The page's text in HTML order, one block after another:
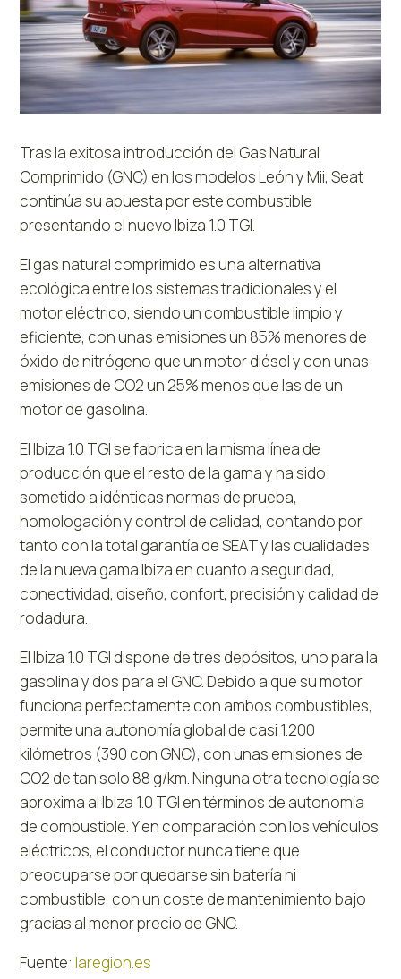
Tras la exitosa introducción del Gas Natural
Comprimido (GNC) en los modelos León y Mii, Seat
continúa su apuesta por este combustible
presentando el nuevo Ibiza 1.0 TGI.
El gas natural comprimido es una alternativa
ecológica entre los sistemas tradicionales y el
motor eléctrico, siendo un combustible limpio y
eficiente, con unas emisiones un 85% menores de
óxido de nitrógeno que un motor diésel y con unas
emisiones de CO2 un 25% menos que las de un
motor de gasolina.
El Ibiza 1.0 TGI se fabrica en la misma línea de
producción que el resto de la gama y ha sido
sometido a idénticas normas de prueba,
homologación y control de calidad, contando por
tanto con la total garantía de SEAT y las cualidades
de la nueva gama Ibiza en cuanto a seguridad,
conectividad, diseño, confort, precisión y calidad de
rodadura.
El Ibiza 1.0 TGI dispone de tres depósitos, uno para la
gasolina y dos para el GNC. Debido a que su motor
funciona perfectamente con ambos combustibles,
permite una autonomía global de casi 1.200
kilómetros (390 con GNC), con unas emisiones de
CO2 de tan solo 88 g/km. Ninguna otra tecnología se
aproxima al Ibiza 1.0 TGI en términos de autonomía
de combustible. Y en comparación con los vehículos
eléctricos, el conductor nunca tiene que
preocuparse por quedarse sin batería ni
combustible, con un coste de mantenimiento bajo
gracias al menor precio de GNC.
Fuente:laregion.es